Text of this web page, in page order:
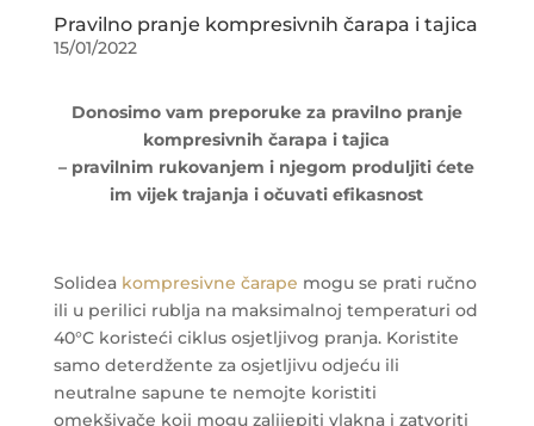
Pravilno pranje kompresivnih čarapa i tajica
15/01/2022
Donosimo vam preporuke za pravilno pranje
kompresivnih čarapa i tajica
– pravilnim rukovanjem i njegom produljiti ćete
im vijek trajanja i očuvati efikasnost
Solidea kompresivne čarape mogu se prati ručno
ili u perilici rublja na maksimalnoj temperaturi od
40°C koristeći ciklus osjetljivog pranja. Koristite
samo deterdžente za osjetljivu odjeću ili
neutralne sapune te nemojte koristiti
omekšivače koji mogu zalijepiti vlakna i zatvoriti